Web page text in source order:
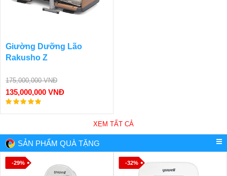
Giường Dưỡng Lão
Rakusho Z
175,000,000 VNĐ
135,000,000 VNĐ
XEM TẤT CẢ
SẢN PHẨM QUÀ TẶNG
-29% -32%